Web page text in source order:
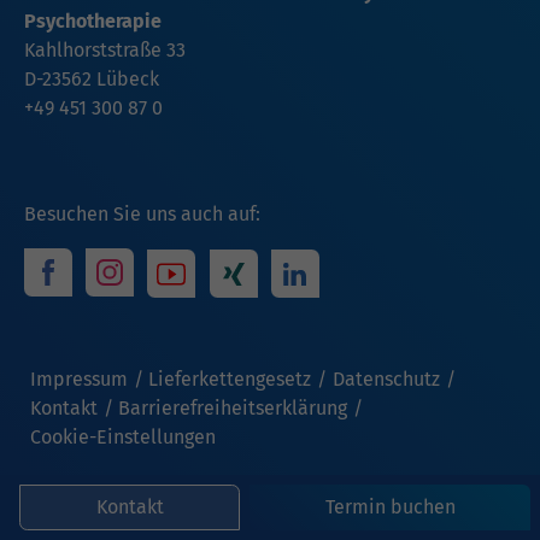
Kontakt Termin buchen
Besuchen Sie uns auch auf:
Impressum Lieferkettengesetz
Datenschutz
Kontakt
Barrierefreiheitserklärung
Cookie-Einstellungen
Psychotherapie
Kahlhorststraße 33
D-23562 Lübeck
+49 451 300 87 0